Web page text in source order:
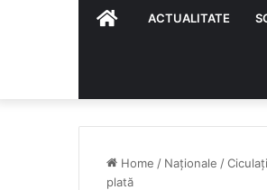
HOMEACTUALITATE
Home / Naționale /
plată